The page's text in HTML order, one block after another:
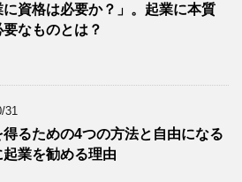
に資格は必要か？」。起業に本質
要なものとは？
31
得るための4つの方法と自由になる
起業を勧める理由